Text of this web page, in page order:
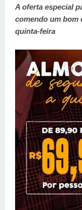
A oferta especial
comendo um bom
quinta-feira